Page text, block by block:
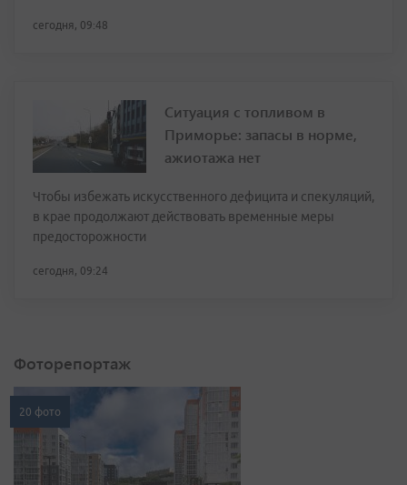
сегодня, 09:48
Ситуация с топливом в
Приморье: запасы в норме,
ажиотажа нет
Чтобы избежать искусственного дефицита и спекуляций,
в крае продолжают действовать временные меры
предосторожности
сегодня, 09:24
Фоторепортаж
20 фото